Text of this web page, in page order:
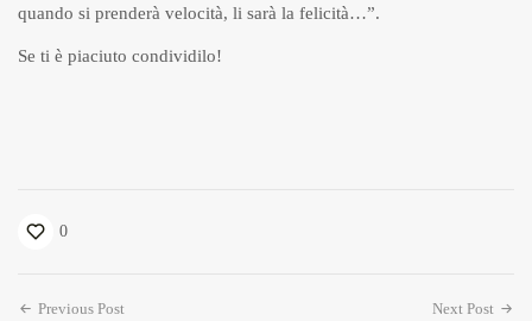
quando si prenderà velocità, li sarà la felicità…”.
Se ti è piaciuto condividilo!
0
Previous Post
Next Post